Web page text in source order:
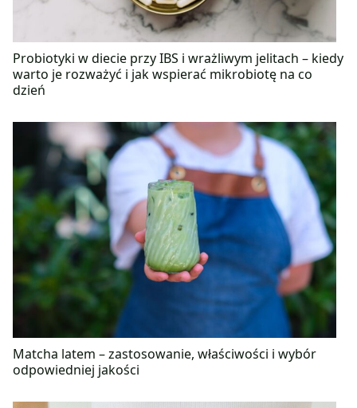
Probiotyki w diecie przy IBS i wrażliwym jelitach – kiedy
warto je rozważyć i jak wspierać mikrobiotę na co
dzień
Matcha latem – zastosowanie, właściwości i wybór
odpowiedniej jakości